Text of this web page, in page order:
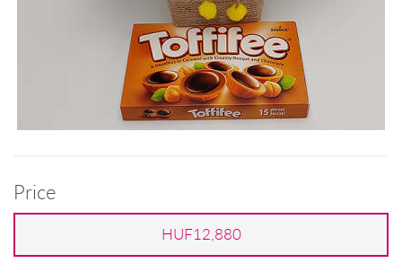
Price
HUF12,880